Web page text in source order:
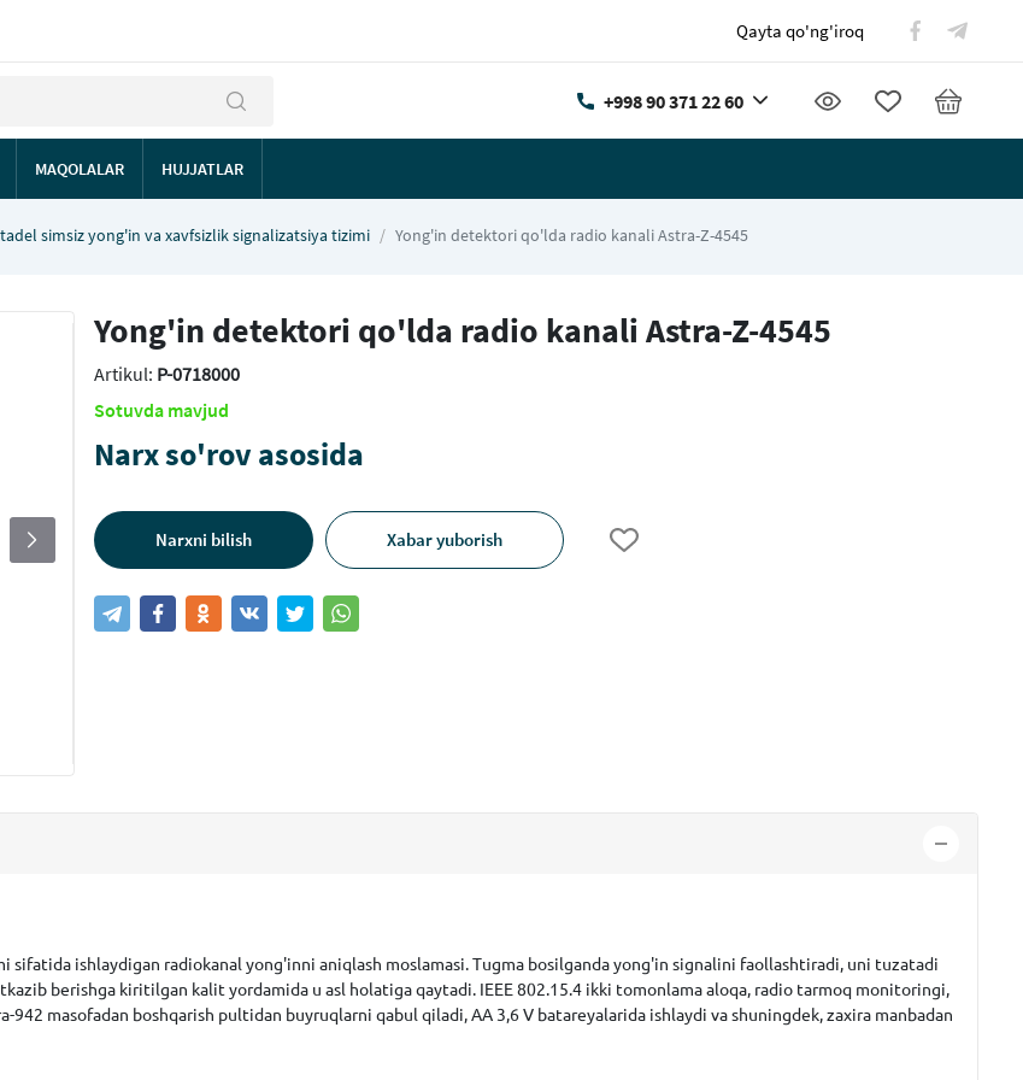
Qayta qo'ng'iroq
+998 90 371 22 60
MAQOLALAR HUJJATLAR
simsiz yong'in va xavfsizlik signalizatsiya tizimi Yong'in detektori qo'lda radio kanali Astra-Z-4545
Yong'in detektori qo'lda radio kanali Astra-Z-4545
Artikul: P-0718000
Sotuvda mavjud
Narx so'rov asosida
Narxni bilish Xabar yuborish
ishlaydigan radiokanal yong'inni aniqlash moslamasi. Tugma bosilganda yong'in signalini faollashtiradi, uni tuzatadi
berishga kiritilgan kalit yordamida u asl holatiga qaytadi. IEEE 802.15.4 ikki tomonlama aloqa, radio tarmoq monitoringi,
masofadan boshqarish pultidan buyruqlarni qabul qiladi, AA 3,6 V batareyalarida ishlaydi va shuningdek, zaxira manbadan